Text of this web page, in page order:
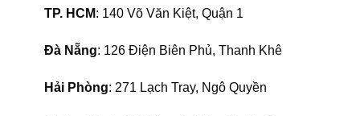
TP. HCM: 140 Võ Văn Kiệt, Quận 1
Đà Nẵng: 126 Điện Biên Phủ, Thanh Khê
Hải Phòng: 271 Lạch Tray, Ngô Quyền